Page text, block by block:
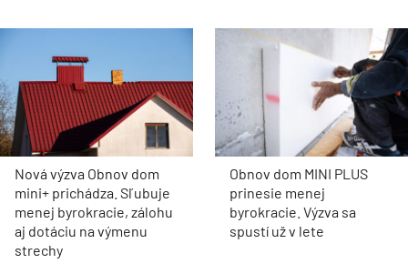
Nová výzva Obnov dom
mini+ prichádza. Sľubuje
menej byrokracie, zálohu
aj dotáciu na výmenu
strechy
Obnov dom MINI PLUS
prinesie menej
byrokracie. Výzva sa
spustí už v lete